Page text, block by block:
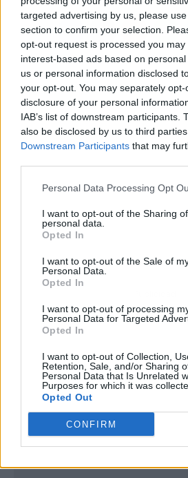
targeted advertising by us, please
section to confirm your selection.
opt-out request is processed you may
interest-based ads based on
us or personal information disclosed
your opt-out. You may separately
disclosure of your personal
IAB’s list of downstream participants.
also be disclosed by us to third
Downstream Participants that may
Personal Data Processing Opt
I want to opt-out of the Sharing
personal data.
Opted In
I want to opt-out of the Sale of
Personal Data.
Opted In
I want to opt-out of processing
Personal Data for Targeted
Opted In
I want to opt-out of Collection,
Retention, Sale, and/or Sharing
Personal Data that Is Unrelated
Purposes for which it was
Opted Out
CONFIRM